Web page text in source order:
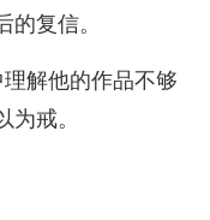
复信。
理解他的作品不够
戒。